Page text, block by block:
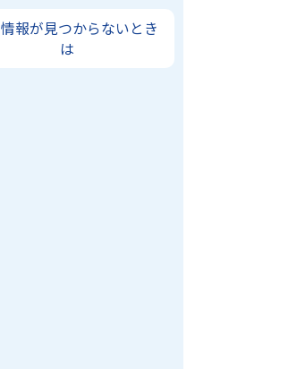
情報が見つからないとき
は